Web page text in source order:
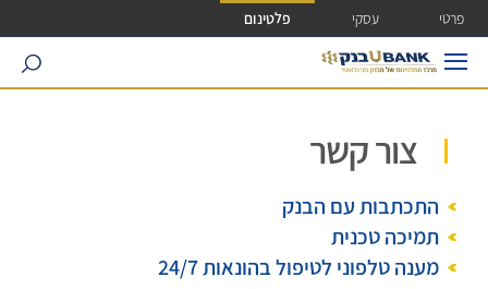
גישה ישירה לכפתור כניסה לחשבונך
פרטי עסקי פלטינום
search
צור קשר
התכתבות עם הבנק
תמיכה טכנית
מענה טלפוני לטיפול בהונאות 24/7